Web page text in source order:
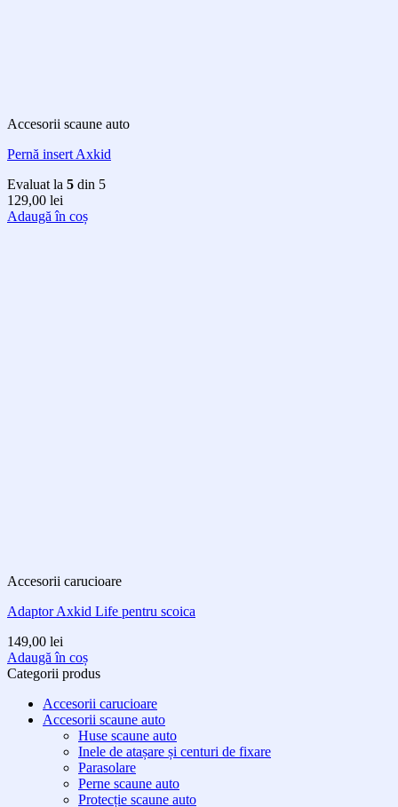
Accesorii scaune auto
Pernă insert Axkid
Evaluat la 5 din 5
129,00 lei
Adaugă în coș
Accesorii carucioare
Adaptor Axkid Life pentru scoica
149,00 lei
Adaugă în coș
Categorii produs
Accesorii carucioare
Accesorii scaune auto
Huse scaune auto
Inele de atașare și centuri de fixare
Parasolare
Perne scaune auto
Protecție scaune auto